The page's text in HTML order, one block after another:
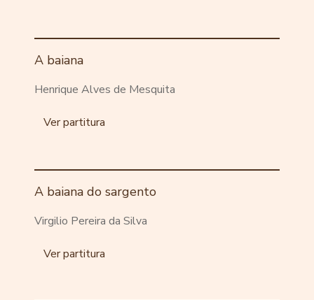
A baiana
Henrique Alves de Mesquita
Ver partitura
A baiana do sargento
Virgilio Pereira da Silva
Ver partitura